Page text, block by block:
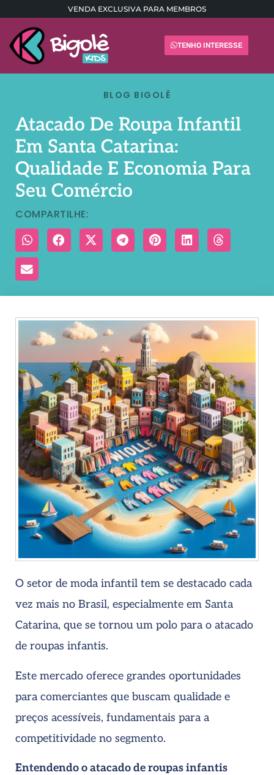
VENDA EXCLUSIVA PARA MEMBROS
TENHO INTERESSE
BLOG BIGOLÊ
Atacado De Roupa Infantil
Em Santa Catarina:
Qualidade E Economia Para
Seu Comércio
COMPARTILHE:
O setor de moda infantil tem se destacado cada
vez mais no Brasil, especialmente em Santa
Catarina, que se tornou um polo para o atacado
de roupas infantis.
Este mercado oferece grandes oportunidades
para comerciantes que buscam qualidade e
preços acessíveis, fundamentais para a
competitividade no segmento.
Entendendo o atacado de roupas infantis